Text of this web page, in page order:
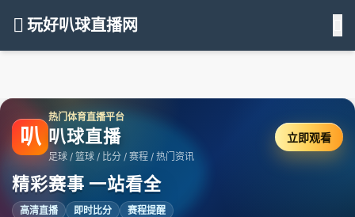
玩好叭球直播网
叭
热门体育直播平台
叭球直播
足球 / 篮球 / 比分 / 赛程 / 热门资讯
精彩赛事 一站看全
高清直播 即时比分 赛程提醒
立即观看